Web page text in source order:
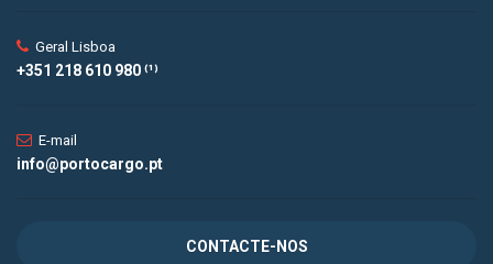
Geral Lisboa
+351 218 610 980 ⁽¹⁾
E-mail
info@portocargo.pt
CONTACTE-NOS